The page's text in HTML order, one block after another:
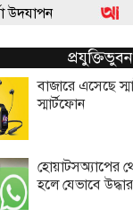
প্রযুক্তিভুবন
বাজারে এসেছে
স্মার্টফোন
হোয়াটসঅ্যাপের
হলে যেভাবে